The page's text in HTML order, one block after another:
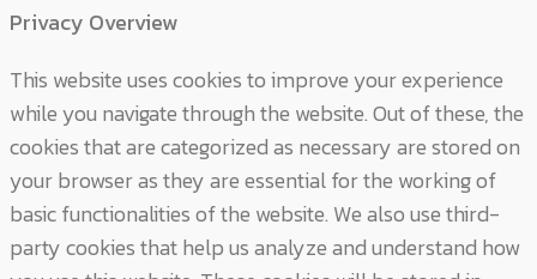
Privacy Overview
This website uses cookies to improve your experience
while you navigate through the website. Out of these, the
cookies that are categorized as necessary are stored on
your browser as they are essential for the working of
basic functionalities of the website. We also use third-
party cookies that help us analyze and understand how